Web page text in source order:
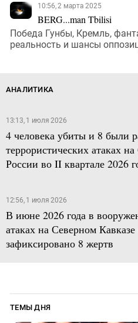
10:56, 2 марта 2025
BERG...man Tbilisi
Победа Гунбы, Кремль,
реальность и шансы
АНАЛИТИКА
13:13, 1 июля 2026
4 человека убиты и 8 были
террористических атаках
России во II квартале 2026
12:56, 1 июля 2026
В июне 2026 года в
атаках на Северном
зафиксировано 8 жертв
ТЕМЫ ДНЯ